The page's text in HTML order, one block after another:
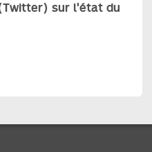
sur l'état du